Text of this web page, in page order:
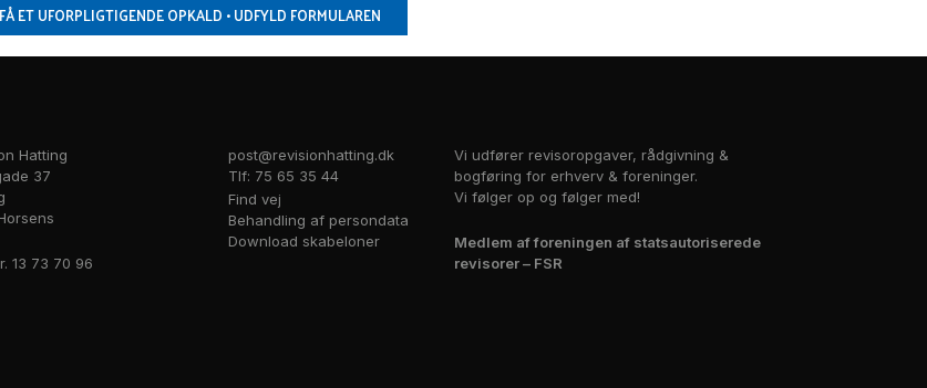
FÅ ET UFORPLIGTIGENDE OPKALD • UDFYLD FORMULAREN
Hatting
37
13 73 70 96
post@revisionhatting.dk
Tlf: 75 65 35 44
Find vej
Behandling af persondata
Download skabeloner
Vi udfører revisoropgaver, rådgivning &
bogføring for erhverv & foreninger.
Vi følger op og følger med!
Medlem af foreningen af statsautoriserede
revisorer – FSR